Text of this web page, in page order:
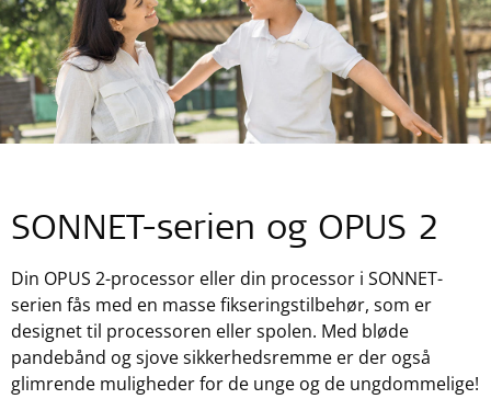
SONNET-serien og OPUS 2
Din OPUS 2-processor eller din processor i SONNET-
serien fås med en masse fikseringstilbehør, som er
designet til processoren eller spolen. Med bløde
pandebånd og sjove sikkerhedsremme er der også
glimrende muligheder for de unge og de ungdommelige!